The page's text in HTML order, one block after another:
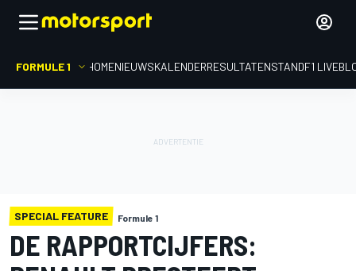
FORMULE 1 HOMENIEUWSKALENDERRESULTATENSTANDF1
SPECIAL FEATURE Formule 1
DE RAPPORTCIJFERS: